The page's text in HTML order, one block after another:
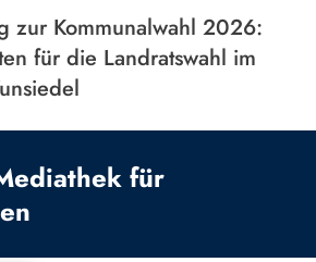
zur Kommunalwahl 2026:
für die Landratswahl im
für